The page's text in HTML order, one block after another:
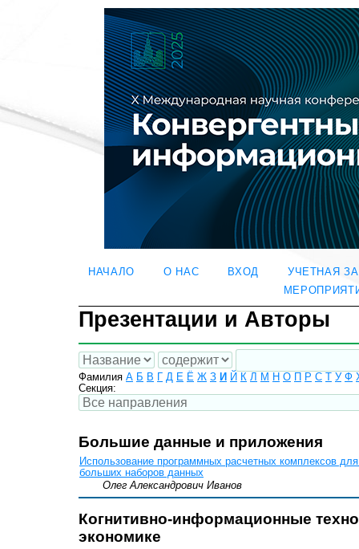
НАЧАЛО О НАС ВХОД
УЧЕТНАЯ
Презентации и Авторы
Фамилия А Б В Д Е Ё Ж З И Й К Л М Н О Р С У Ф
Секция:
Большие данные и приложения
Использование программных расчетных комплексов для
больших наборов данных
Олег Александрович Иванов
Когнитивно-информационные
экономике